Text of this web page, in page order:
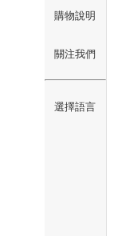
購物說明
關注我們
選擇語言